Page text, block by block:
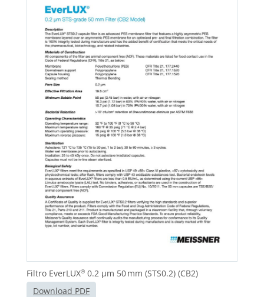
Filtro EverLUX® 0.2 µm 50 mm (STS0.2) (CB2)
Download PDF